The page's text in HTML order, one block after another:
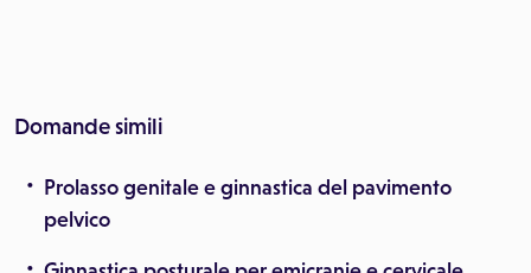
Domande simili
Prolasso genitale e ginnastica del pavimento
pelvico